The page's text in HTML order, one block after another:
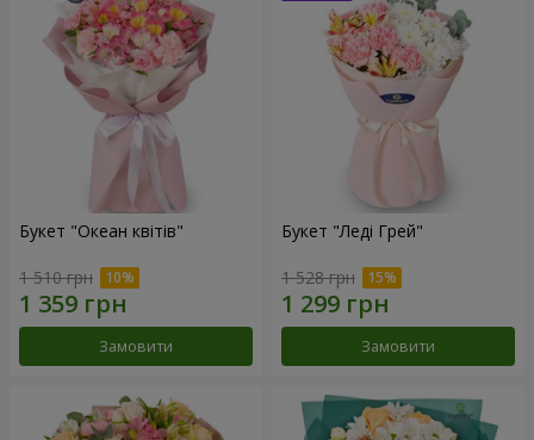
Букет "Океан квітів"
1 510 грн
Замовити
Букет "Леді Грей"
1 528 грн
Замовити